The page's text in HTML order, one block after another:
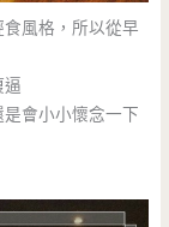
風格，所以從早
會小小懷念一下